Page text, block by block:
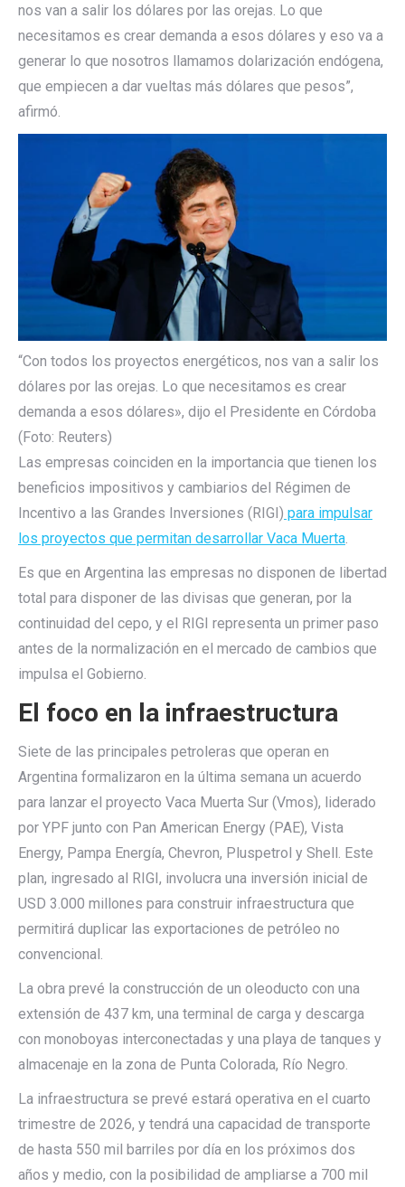
nos van a salir los dólares por las orejas. Lo que
necesitamos es crear demanda a esos dólares y eso va a
generar lo que nosotros llamamos dolarización endógena,
que empiecen a dar vueltas más dólares que pesos”,
afirmó.
“Con todos los proyectos energéticos, nos van a salir los
dólares por las orejas. Lo que necesitamos es crear
demanda a esos dólares», dijo el Presidente en Córdoba
(Foto: Reuters)
Las empresas coinciden en la importancia que tienen los
beneficios impositivos y cambiarios del Régimen de
Incentivo a las Grandes Inversiones (RIGI) para impulsar
los proyectos que permitan desarrollar Vaca Muerta.
Es que en Argentina las empresas no disponen de libertad
total para disponer de las divisas que generan, por la
continuidad del cepo, y el RIGI representa un primer paso
antes de la normalización en el mercado de cambios que
impulsa el Gobierno.
El foco en la infraestructura
Siete de las principales petroleras que operan en
Argentina formalizaron en la última semana un acuerdo
para lanzar el proyecto Vaca Muerta Sur (Vmos), liderado
por YPF junto con Pan American Energy (PAE), Vista
Energy, Pampa Energía, Chevron, Pluspetrol y Shell. Este
plan, ingresado al RIGI, involucra una inversión inicial de
USD 3.000 millones para construir infraestructura que
permitirá duplicar las exportaciones de petróleo no
convencional.
La obra prevé la construcción de un oleoducto con una
extensión de 437 km, una terminal de carga y descarga
con monoboyas interconectadas y una playa de tanques y
almacenaje en la zona de Punta Colorada, Río Negro.
La infraestructura se prevé estará operativa en el cuarto
trimestre de 2026, y tendrá una capacidad de transporte
de hasta 550 mil barriles por día en los próximos dos
años y medio, con la posibilidad de ampliarse a 700 mil